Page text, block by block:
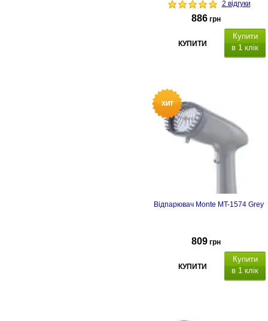
2 відгуки
886 грн
КУПИТИ
Купити
в 1 клік
Відпарювач Monte MT-1574 Grey
809 грн
КУПИТИ
Купити
в 1 клік